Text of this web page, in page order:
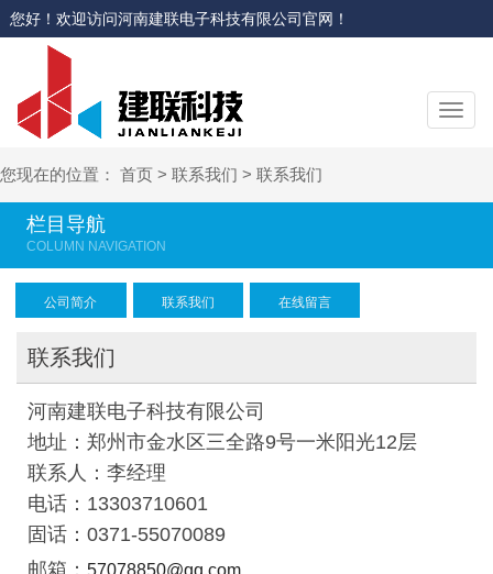
您好！欢迎访问河南建联电子科技有限公司官网！
切
您现在的位置： 首页 > 联系我们 > 联系我们
栏目导航
公司简介 联系我们 在线留言
联系我们
河南建联电子科技有限公司
地址：郑州市金水区三全路9号一米阳光12层
联系人：李经理
电话：13303710601
固话：0371-55070089
邮箱： 57078850@qq.com